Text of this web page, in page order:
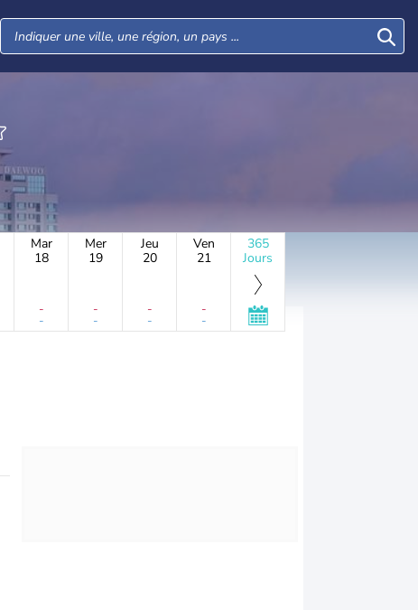
Mar
18
-
-
Mer
19
-
-
Jeu
20
-
-
Ven
21
-
-
365
Jours